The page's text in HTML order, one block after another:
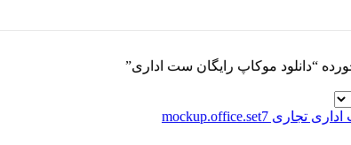
“دانلود موکاپ رایگان ست اداری”